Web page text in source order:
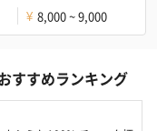
¥ 8,000 ~ 9,000
すすめランキング